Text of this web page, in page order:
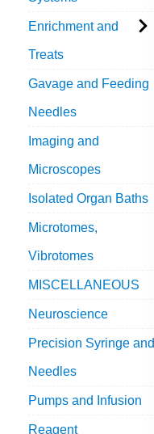
Enrichment and
Treats
Gavage and Feeding
Needles
Imaging and
Microscopes
Isolated Organ Baths
Microtomes,
Vibrotomes
MISCELLANEOUS
Neuroscience
Precision Syringe and
Needles
Pumps and Infusion
Reagent